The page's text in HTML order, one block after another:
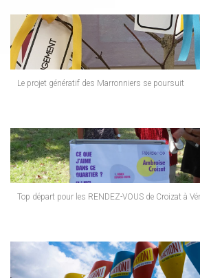
Le projet génératif des Marronniers se poursuit
Top départ pour les RENDEZ-VOUS de Croizat à